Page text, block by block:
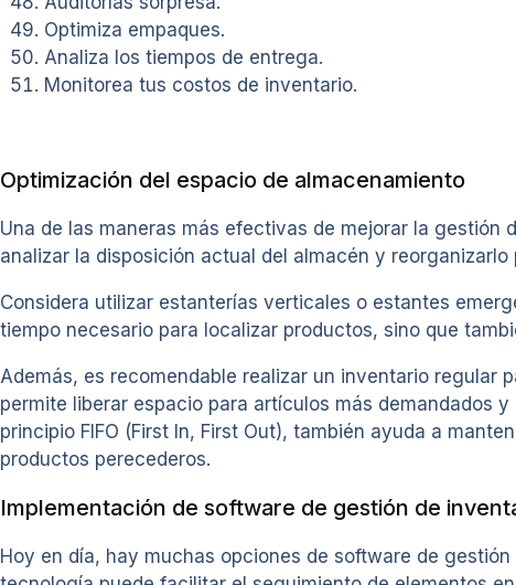
Optimiza empaques.
Analiza los tiempos de entrega.
Monitorea tus costos de inventario.
Optimización del espacio de almacenamiento
Una de las maneras más efectivas de mejorar la
analizar la disposición actual del almacén y
Considera utilizar estanterías verticales o estantes
tiempo necesario para localizar productos, sino que
Además, es recomendable realizar un inventario regular
permite liberar espacio para artículos más demandados
principio FIFO (First In, First Out), también ayuda a
productos perecederos.
Implementación de software de gestión de
Hoy en día, hay muchas opciones de software de